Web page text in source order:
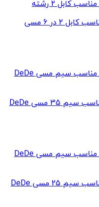
سرکابل حرارتی فشار ضعیف مناسب کابل 2 در 6 مسی
سرکابل حرارتی فشار ضعیف مناسب سیم 35 مسی DeDe
سرکابل حرارتی فشار ضعیف مناسب سیم 25 مسی DeDe